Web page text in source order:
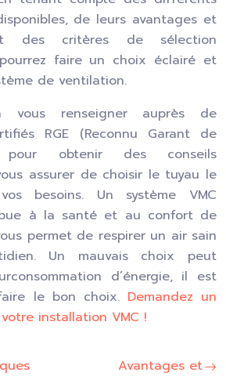
de leurs avantages et
des critères de sélection
faire un choix éclairé et
de ventilation.
vous renseigner auprès de
RGE (Reconnu Garant de
pour obtenir des conseils
assurer de choisir le tuyau le
besoins. Un système VMC
à la santé et au confort de
permet de respirer un air sain
Un mauvais choix peut
d’énergie, il est
le bon choix. Demandez un
installation VMC !
Avantages et